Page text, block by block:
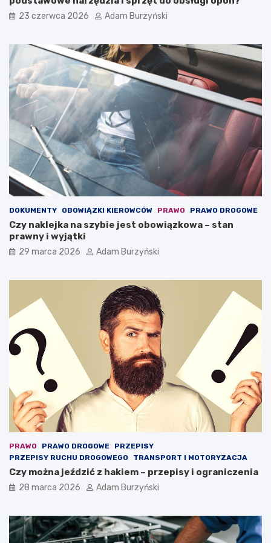
p
r
e
d
n
i
e
–
u
g
a
,
t
ó
r
a
c
r
o
ć
ż
y
c
i
e
a
z
y
–
j
a
k
i
ę
h
o
w
ć
?
23 czerwca 2026 Adam Burzyński
DOKUMENTY OBOWIĄZKI KIEROWCÓW PRAWO PRAWO DROGOWE
Czy naklejka na szybie jest obowiązkowa – stan
prawny i wyjątki
29 marca 2026 Adam Burzyński
PRAWO PRAWO DROGOWE
PRZEPISY
PRZEPISY RUCHU DROGOWEGO
TRANSPORT I MOTORYZACJA
Czy można jeździć z hakiem – przepisy i ograniczenia
28 marca 2026 Adam Burzyński